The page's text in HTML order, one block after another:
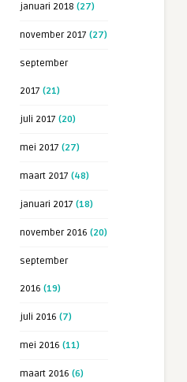
januari 2018 (27)
november 2017 (27)
september
2017 (21)
juli 2017 (20)
mei 2017 (27)
maart 2017 (48)
januari 2017 (18)
november 2016 (20)
september
2016 (19)
juli 2016 (7)
mei 2016 (11)
maart 2016 (6)